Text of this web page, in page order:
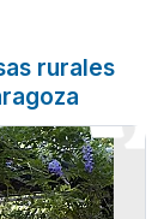
rurales